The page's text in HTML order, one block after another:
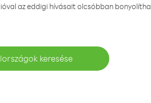
az eddigi hívásait olcsóbban
keresése